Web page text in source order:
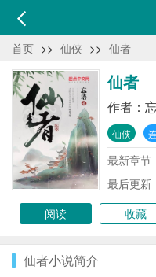
首页 >> 仙侠 >> 仙者
仙者
作者：
仙侠
最新章节
最后更新
阅读
收藏
仙者小说简介